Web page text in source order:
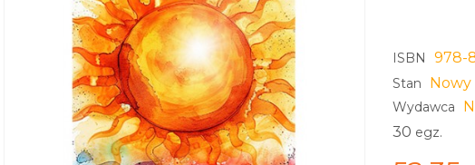
ISBN 978-
Stan Nowy
Wydawca
30 egz.